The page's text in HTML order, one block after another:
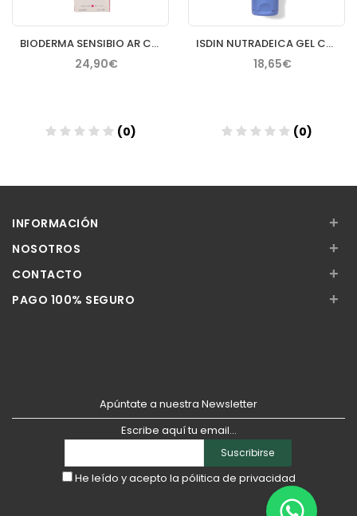
BIODERMA SENSIBIO AR CREMA 40 ML
24,90€
(0)
ISDIN NUTRADEICA GEL CREMA FACIAL PIEL SEBORREICA 50 ML
18,65€
(0)
INFORMACIÓN +
NOSOTROS +
CONTACTO +
PAGO 100% SEGURO +
Apúntate a nuestra Newsletter
Escribe aquí tu email...
Suscribirse
He leído y acepto la pólitica de privacidad